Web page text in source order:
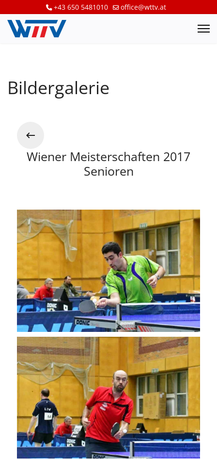
+43 650 5481010 office@wttv.at
Bildergalerie
Wiener Meisterschaften 2017
Senioren